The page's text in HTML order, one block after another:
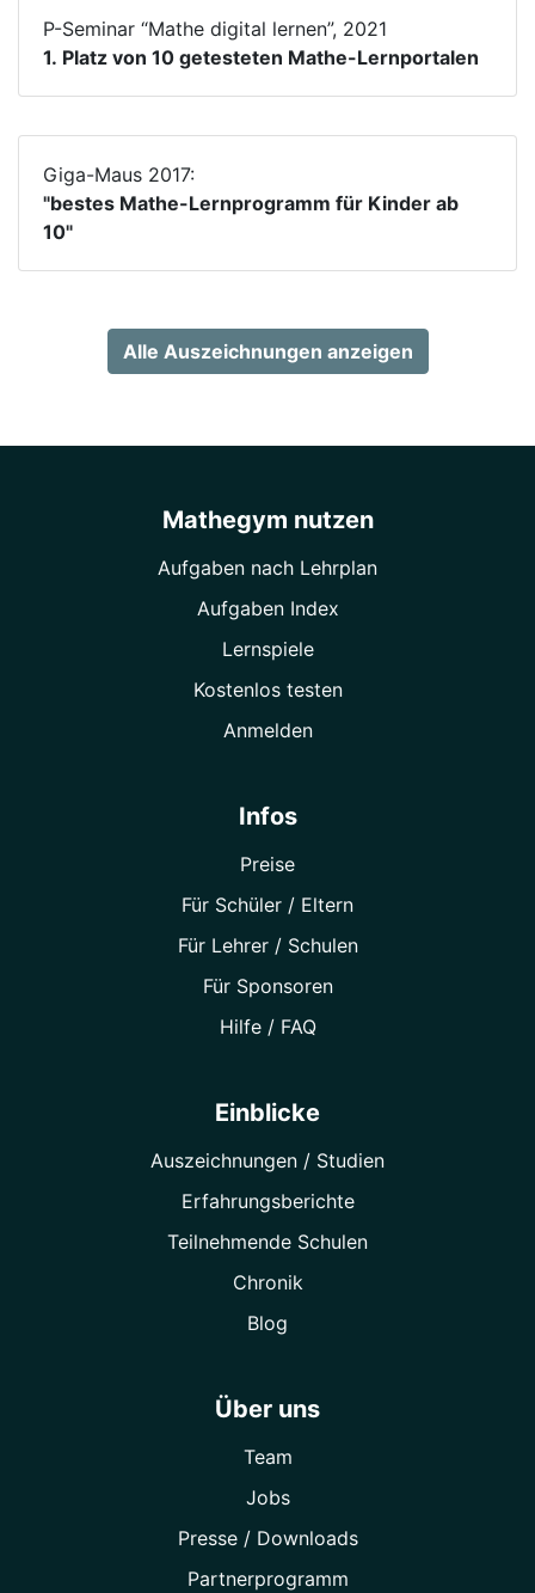
P-Seminar “Mathe digital lernen”, 2021
1. Platz von 10 getesteten Mathe-Lernportalen
Giga-Maus 2017:
"bestes Mathe-Lernprogramm für Kinder ab
10"
Alle Auszeichnungen anzeigen
Mathegym nutzen
Aufgaben nach Lehrplan
Aufgaben Index
Lernspiele
Kostenlos testen
Anmelden
Infos
Preise
Für Schüler / Eltern
Für Lehrer / Schulen
Für Sponsoren
Hilfe / FAQ
Einblicke
Auszeichnungen / Studien
Erfahrungsberichte
Teilnehmende Schulen
Chronik
Blog
Über uns
Team
Jobs
Presse / Downloads
Partner­programm